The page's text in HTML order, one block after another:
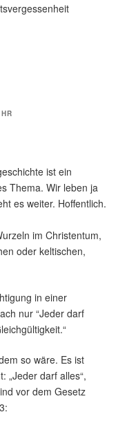
ist ein
Thema. Wir leben ja
es weiter. Hoffentlich.
im Christentum,
oder keltischen,
in einer
nur “Jeder darf
so wäre. Es ist
„Jeder darf alles“,
vor dem Gesetz